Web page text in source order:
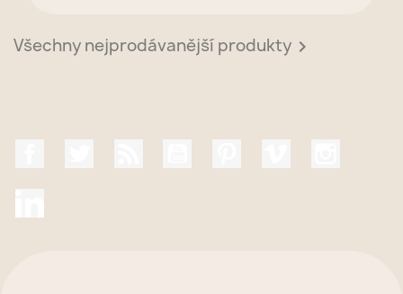
Všechny nejprodávanější produkty 